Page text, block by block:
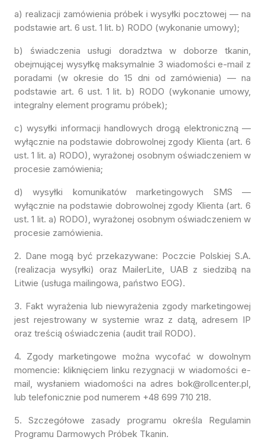
a) realizacji zamówienia próbek i wysyłki pocztowej — na
podstawie art. 6 ust. 1 lit. b) RODO (wykonanie umowy);
b) świadczenia usługi doradztwa w doborze tkanin,
obejmującej wysyłkę maksymalnie 3 wiadomości e-mail z
poradami (w okresie do 15 dni od zamówienia) — na
podstawie art. 6 ust. 1 lit. b) RODO (wykonanie umowy,
integralny element programu próbek);
c) wysyłki informacji handlowych drogą elektroniczną —
wyłącznie na podstawie dobrowolnej zgody Klienta (art. 6
ust. 1 lit. a) RODO), wyrażonej osobnym oświadczeniem w
procesie zamówienia;
d) wysyłki komunikatów marketingowych SMS —
wyłącznie na podstawie dobrowolnej zgody Klienta (art. 6
ust. 1 lit. a) RODO), wyrażonej osobnym oświadczeniem w
procesie zamówienia.
2. Dane mogą być przekazywane: Poczcie Polskiej S.A.
(realizacja wysyłki) oraz MailerLite, UAB z siedzibą na
Litwie (usługa mailingowa, państwo EOG).
3. Fakt wyrażenia lub niewyrażenia zgody marketingowej
jest rejestrowany w systemie wraz z datą, adresem IP
oraz treścią oświadczenia (audit trail RODO).
4. Zgody marketingowe można wycofać w dowolnym
momencie: kliknięciem linku rezygnacji w wiadomości e-
mail, wysłaniem wiadomości na adres bok@rollcenter.pl,
lub telefonicznie pod numerem +48 699 710 218.
5. Szczegółowe zasady programu określa Regulamin
Programu Darmowych Próbek Tkanin.